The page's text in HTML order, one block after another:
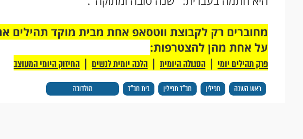
ראש השנה תפילין חב"ד תפילין בית חב"ד מולדובה
על אחת מהן להצטרפות:
פרק תהילים יומי | הסגולה היומית | הלכה יומית לנשים | החיזוק היומי המעוצב